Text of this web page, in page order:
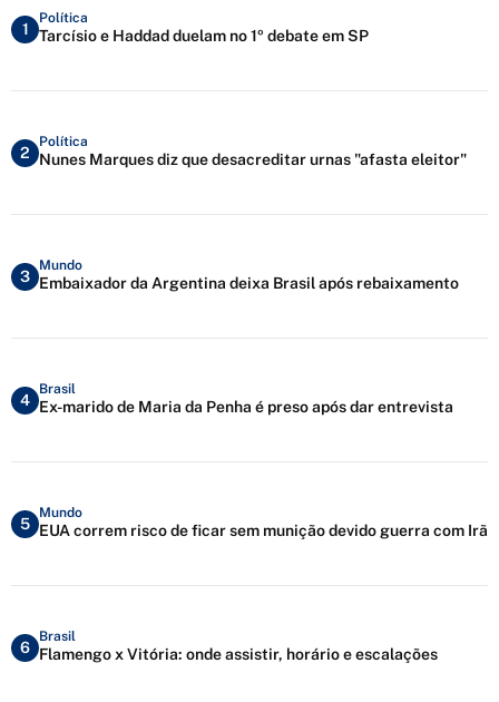
1
Política
Tarcísio e Haddad duelam no 1º debate em SP
2
Política
Nunes Marques diz que desacreditar urnas "afasta eleitor"
3
Mundo
Embaixador da Argentina deixa Brasil após rebaixamento
4
Brasil
Ex-marido de Maria da Penha é preso após dar entrevista
5
Mundo
EUA correm risco de ficar sem munição devido guerra com Irã
6
Brasil
Flamengo x Vitória: onde assistir, horário e escalações